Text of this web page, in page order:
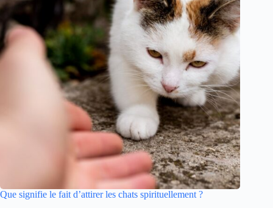
Que signifie le fait d’attirer les chats spirituellement ?